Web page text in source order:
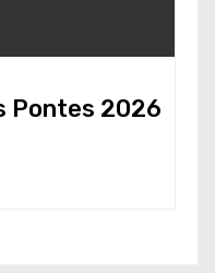
Pontes 2026